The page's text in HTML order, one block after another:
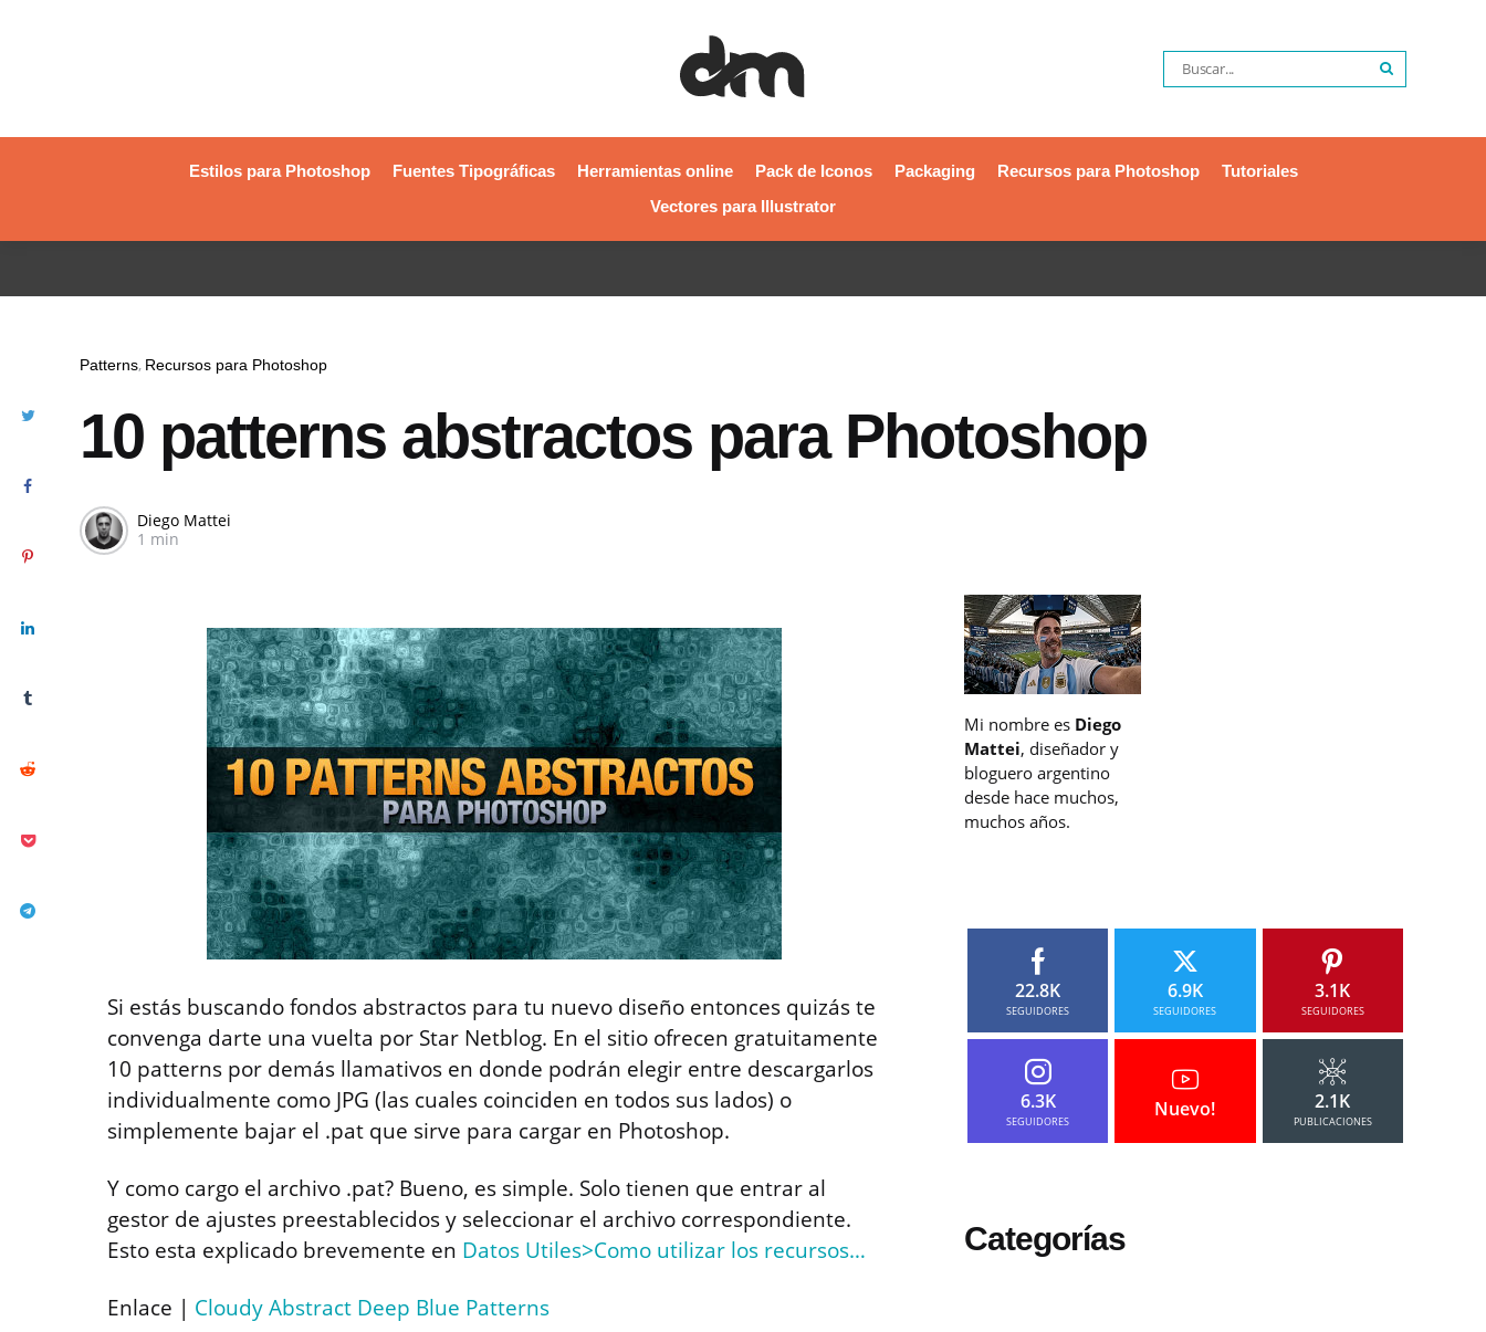
Estilos para Photoshop Fuentes Tipográficas Herramientas online Pack de Iconos Packaging Recursos para Photoshop
Tutoriales
Vectores para Illustrator
Patterns Recursos para Photoshop
10 patterns abstractos para Photoshop
Diego Mattei
1 min
Si estás buscando fondos abstractos para tu nuevo diseño entonces quizás te
convenga darte una vuelta por Star Netblog. En el sitio ofrecen gratuitamente
10 patterns por demás llamativos en donde podrán elegir entre descargarlos
individualmente como JPG (las cuales coinciden en todos sus lados) o
simplemente bajar el .pat que sirve para cargar en Photoshop.
Y como cargo el archivo .pat? Bueno, es simple. Solo tienen que entrar al
gestor de ajustes preestablecidos y seleccionar el archivo correspondiente.
Esto esta explicado brevemente en Datos Utiles>Como utilizar los recursos…
Enlace | Cloudy Abstract Deep Blue Patterns
Mi nombre es Diego
Mattei, diseñador y
bloguero argentino
desde hace muchos,
muchos años.
22.8K
SEGUIDORES
6.9K
SEGUIDORES
3.1K
SEGUIDORES
6.3K
SEGUIDORES
Nuevo! 2.1K
PUBLICACIONES
Categorías